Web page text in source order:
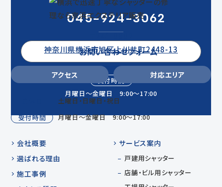
045-924-3062
お問い合わせフォーム
受付時間
月曜日～金曜日 9:00～17:00
神奈川県横浜市旭区上川井町2448-13
アクセス 対応エリア
土曜日・日曜日・祝日
受付時間
月曜日～金曜日 9:00～17:00
会社概要
選ばれる理由
施工事例
サービス案内
戸建用シャッター
店舗・ビル用シャッター